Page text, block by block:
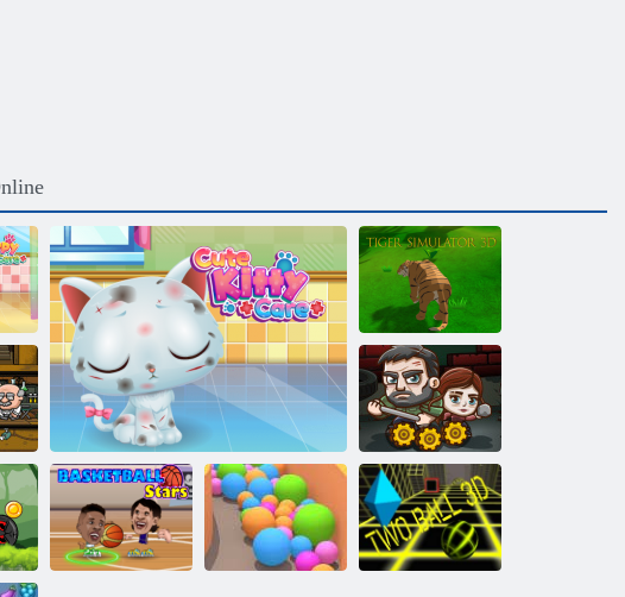
Tiger Simulator
3d
Die letzten
Überlebenden